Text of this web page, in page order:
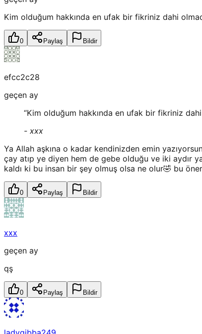
Kim olduğum hakkında en ufak bir fikriniz dahi
0 Paylaş Bildir
efcc2c28
geçen ay
“Kim olduğum hakkında en ufak bir fikriniz
- xxx
Ya Allah aşkına o kadar kendinizden emin
çay atıp ye diyen hem de gebe olduğu ve iki aydır
kaldı ki bu insan bir şey olmuş olsa ne olur🤣 bu
0 Paylaş Bildir
xxx
geçen ay
qş
0 Paylaş Bildir